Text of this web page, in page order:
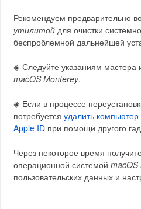
Рекомендуем предварительно
утилитой для очистки
беспроблемной дальнейшей
◈ Следуйте указаниям мастера
macOS Monterey.
◈ Если в процессе
потребуетсяудалить компьютер
Apple ID при помощи другого
Через некоторое время
операционной системой
пользовательских данных и